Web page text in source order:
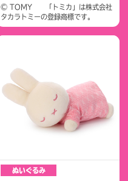
© TOMY 「トミカ」は株式会社
タカラトミーの登録商標です。
ぬいぐるみ